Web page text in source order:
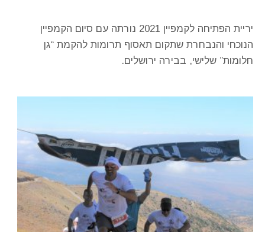
יריית הפתיחה לקמפיין 2021 נורתה עם סיום הקמפיין
הנוכחי והנבחרת שתקום תאסוף תרומות להקמת “גן
חלומות” שלישי, בבירה ירושלים.